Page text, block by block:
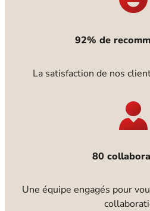
92% de
La satisfaction de nos
80
Une équipe engagés pour